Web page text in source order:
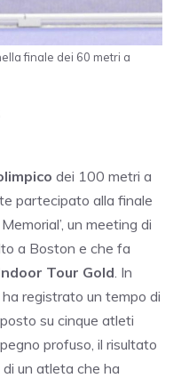
finale dei 60 metri a
dei 100 metri a
partecipato alla finale
un meeting di
a Boston e che fa
Tour Gold . In
registrato un tempo di
su cinque atleti
profuso, il risultato
un atleta che ha